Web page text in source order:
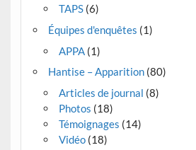
TAPS(6)
Équipes d'enquêtes (1)
APPA(1)
Hantise – Apparition(80)
Articles de journal (8)
Photos (18)
Témoignages (14)
Vidéo(18)